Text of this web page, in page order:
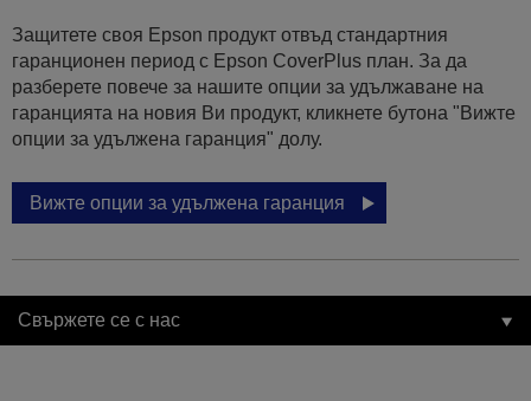
Защитете своя Epson продукт отвъд стандартния
гаранционен период с Epson CoverPlus план. За да
разберете повече за нашите опции за удължаване на
гаранцията на новия Ви продукт, кликнете бутона "Вижте
опции за удължена гаранция" долу.
Вижте опции за удължена гаранция
Свържете се с нас